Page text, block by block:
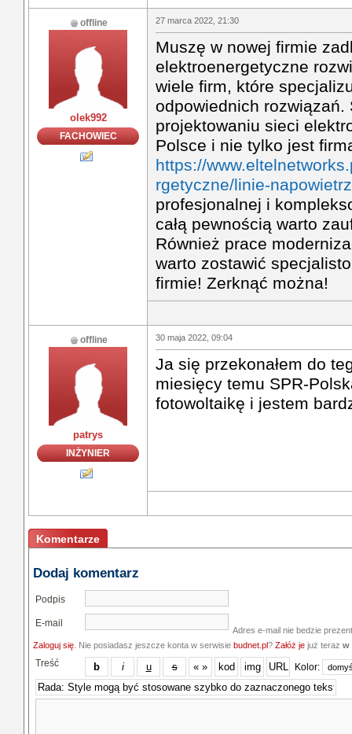
offline
olek992
FACHOWIEC
27 marca 2022, 21:30
Muszę w nowej firmie
elektroenergetyczne
wiele firm, które
odpowiednich rozwiązań.
projektowaniu sieci
Polsce i nie tylko jest
https://
rgetyczne/linie-
profesjonalnej i
całą pewnością warto
Również prace
warto zostawić
firmie! Zerknąć można!
offline
patrys
INŻYNIER
30 maja 2022, 09:04
Ja się przekonałem do
miesięcy temu SPR-
fotowoltaikę i jestem
Komentarze
Dodaj komentarz
Podpis
E-mail
Adres e-mail nie bedzie
Zaloguj się . Nie posiadasz jeszcze konta w serwisie budnet.pl? Załóż je już teraz w
Treść Kolor: